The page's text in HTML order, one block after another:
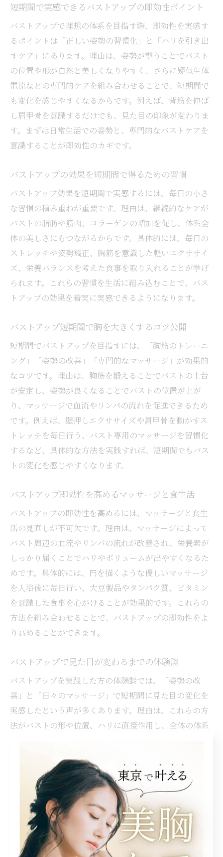
短期間で実感できるバストアップの即効性ポイント
バストアップで理想の体系を目指す際、即効性を実感す
るポイントは「正しい姿勢の習慣化」と「ハリを引き出
すケア」にあります。理由は、姿勢が整うことでバスト
の位置や形が自然と美しくなりやすく、さらに疑似生体
電流などの専門的ケアを組み合わせることで、短期間で
も変化を感じやすくなるからです。例えば、背筋を伸ば
し肩甲骨を意識するだけでも、見た目の印象が変わりま
す。まずは日常生活での姿勢と、専門的なバストケアを
意識することが即効性のカギです。
バストアップの効果を短期間で得るための習慣
バストアップ効果を短期間で実感するには、毎日の小さ
な習慣の積み重ねが重要です。理由は、継続的なケアが
バストの脂肪や筋肉、コラーゲンの増加を促し、体系全
体の美しさにもつながるからです。具体的には、毎日の
ストレッチや姿勢矯正、胸筋を意識した軽いエクササイ
ズ、栄養バランスを考えた食事を取り入れることが挙げ
られます。これらの習慣を生活に組み込むことで、バス
トアップの効果を着実に実感できるようになります。
バストアップ短期間で胸を大きくするコツ公開
短期間でバストアップを目指すには、「胸筋のトレーニ
ング」「姿勢の改善」「専門的なマッサージ」が効果的
なコツです。理由は、胸筋を鍛えることでバストの土台
が安定し、姿勢が良くなることでバストの位置が上が
り、マッサージで血流やリンパの流れを促進できるため
です。例えば、壁押しエクササイズや肩甲骨を動かすス
トレッチを毎日行う、バスト専用のマッサージを習慣化
するなど、具体的な方法を実践すれば、短期間でもバス
トの変化を感じやすくなります。
バストアップ即効性を高めるマッサージと食生活
バストアップの即効性を高めるには、マッサージと食生
活の見直しが不可欠です。理由は、マッサージによって
バスト周辺の血流やリンパの流れが改善され、栄養素が
しっかり届くことでハリやボリュームが出やすくなるた
めです。具体的には、円を描くような優しいマッサージ
を入浴後に毎日行い、大豆製品やタンパク質、ビタミン
を意識した食事を心がけることが効果的です。これらの
方法を組み合わせることで、バストアップの即効性をよ
り高めることができます。
バストアップで見た目が変わるまでの体験談
バストアップを実践した方の体験談では、「姿勢の改
善」と「日々のマッサージ」で短期間に見た目の変化を
実感したという声が多くあります。理由は、これらの方
法がバストの形や位置、ハリに直接作用し、全体の体系
ったと感じるケースも。こうした実例からも、正しい方
法を継続することでバストアップによる見た目の変化が
期待できるといえます。
バストアップなら姿勢改善が大